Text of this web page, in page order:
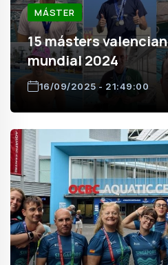
MÁSTER
15 másters
mundial 2024
16/09/2025 - 21:49:00